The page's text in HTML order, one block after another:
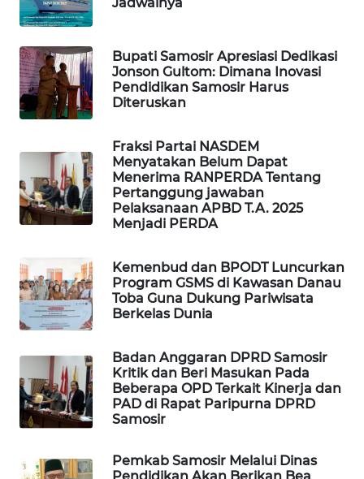
Bupati Samosir Apresiasi Dedikasi
Jonson Gultom: Dimana Inovasi
Pendidikan Samosir Harus
Diteruskan
Fraksi Partai NASDEM
Menyatakan Belum Dapat
Menerima RANPERDA Tentang
Pertanggung jawaban
Pelaksanaan APBD T.A. 2025
Menjadi PERDA
Kemenbud dan BPODT Luncurkan
Program GSMS di Kawasan Danau
Toba Guna Dukung Pariwisata
Berkelas Dunia
Badan Anggaran DPRD Samosir
Kritik dan Beri Masukan Pada
Beberapa OPD Terkait Kinerja dan
PAD di Rapat Paripurna DPRD
Samosir
Pemkab Samosir Melalui Dinas
TAMBANG
SITUNGIR
NEWS
NEWS
SIBARAGAS
NEWS
SIANTAR
NEWS
MEDAN
NEWS
METRO